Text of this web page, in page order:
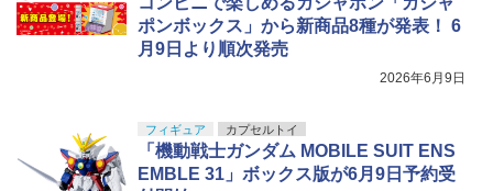
ポンボックス」から新商品8種が発表！ 6
月9日より順次発売
2026年6月9日
フィギュア カプセルトイ
「機動戦士ガンダム MOBILE SUIT ENS
EMBLE 31」ボックス版が6月9日予約受